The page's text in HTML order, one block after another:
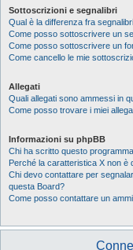
Sottoscrizioni e segnalibri
Qual è la differenza fra
Come posso sottoscrivere un
Come posso sottoscrivere un
Come cancello le mie
Allegati
Quali allegati sono ammessi in
Come posso trovare i miei
Informazioni su phpBB
Chi ha scritto questo
Perché la caratteristica X non è
Chi devo contattare per
questa Board?
Come posso contattare un